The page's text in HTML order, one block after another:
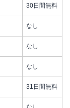
30日間無料
なし
なし
なし
31日間無料